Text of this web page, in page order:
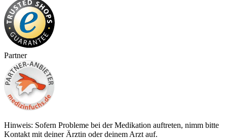
Partner
Hinweis: Sofern Probleme bei der Medikation auftreten, nimm bitte
Kontakt mit deiner Ärztin oder deinem Arzt auf.